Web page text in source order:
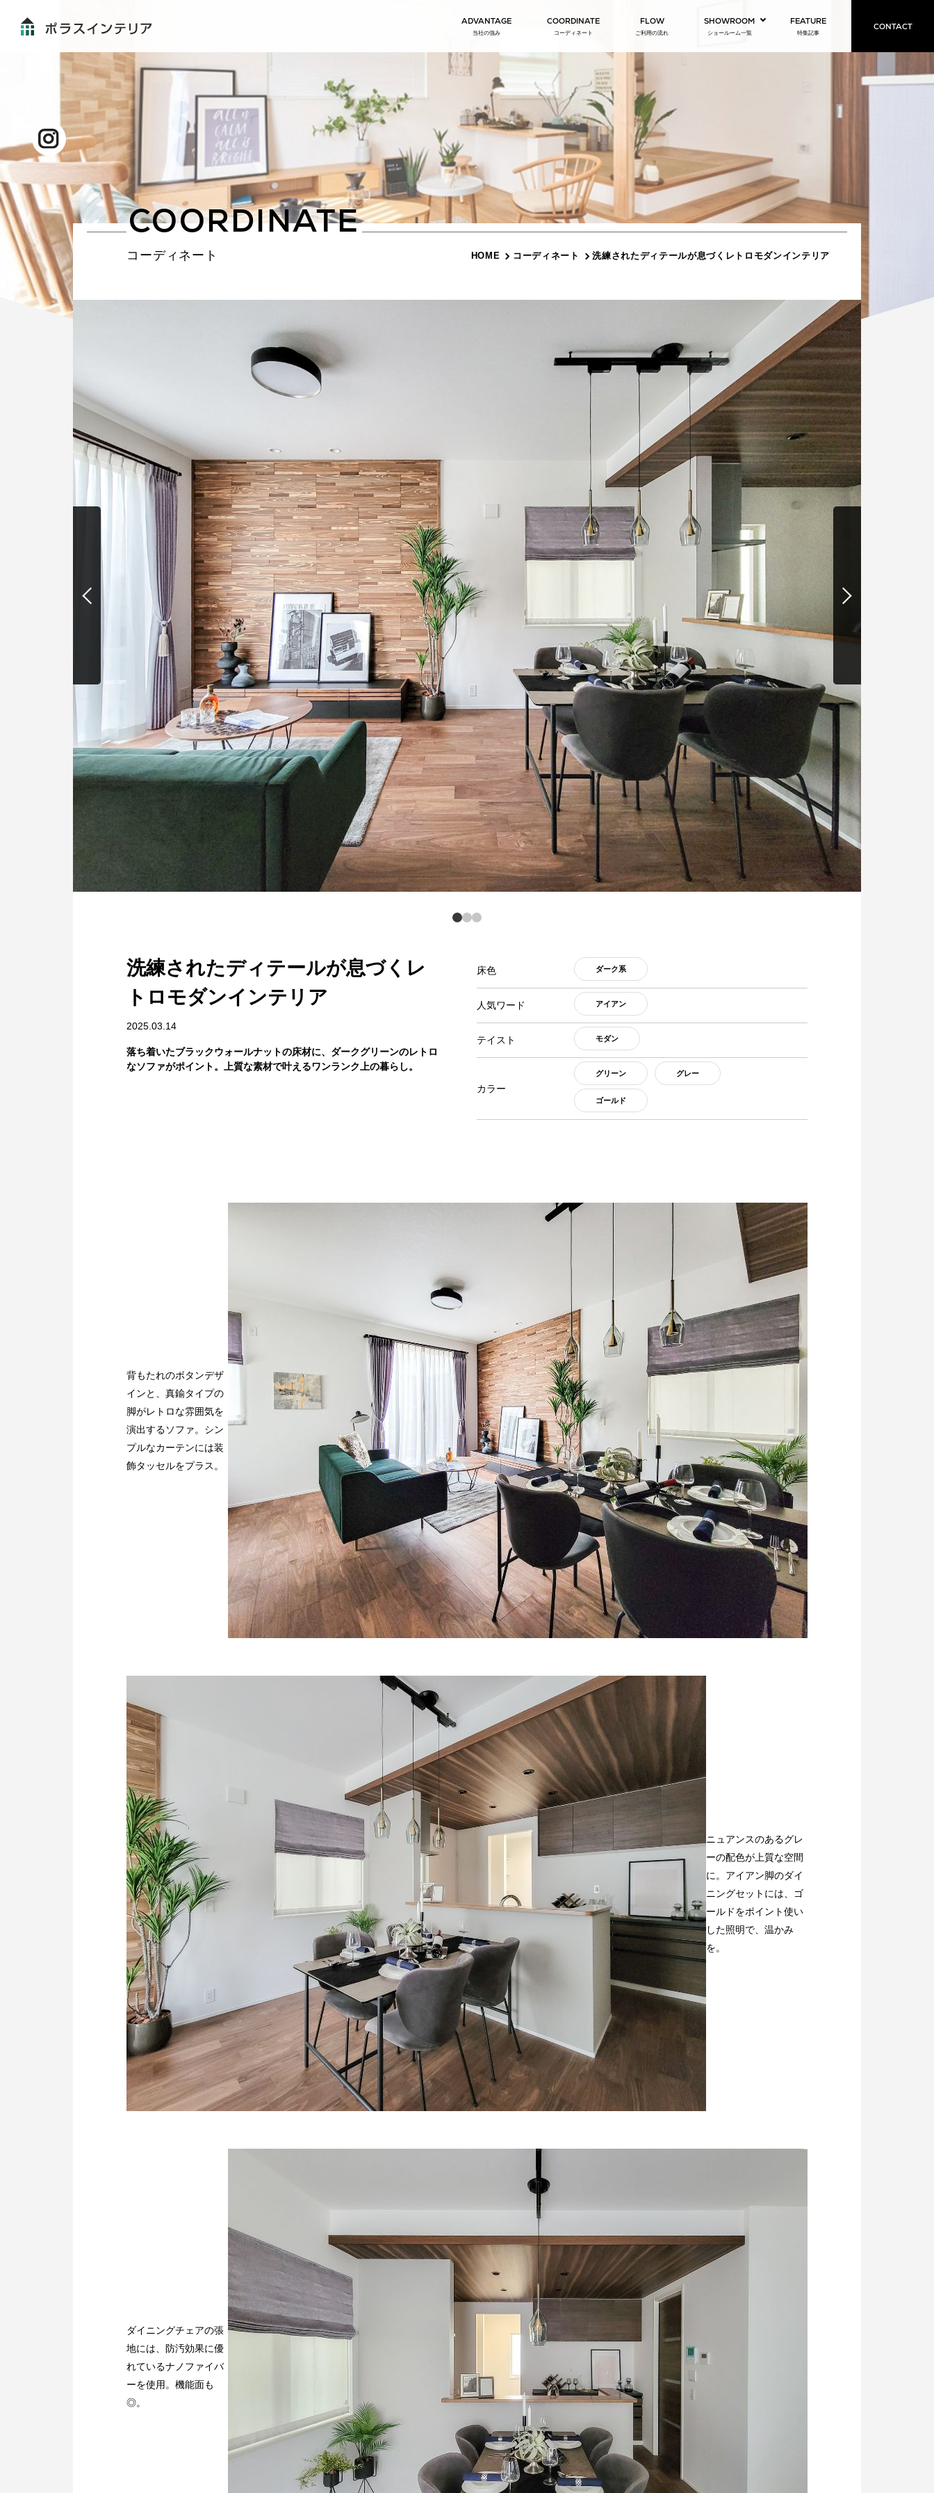
ADVANTAGE
当社の強み
COORDINATE
コーディネート
FLOW
ご利用の流れ
SHOWROOM
ショールーム一覧
FEATURE
特集記事
CONTACT
COORDINATE
コーディネート HOME コーディネート 洗練されたディテールが息づくレトロモダンインテリア
洗練されたディテールが息づくレ
トロモダンインテリア
2025.03.14
落ち着いたブラックウォールナットの床材に、ダークグリーンのレトロ
なソファがポイント。上質な素材で叶えるワンランク上の暮らし。
床色 ダーク系
人気ワード アイアン
テイスト モダン
カラー
グリーン グレー
ゴールド
背もたれのボタンデザ
インと、真鍮タイプの
脚がレトロな雰囲気を
演出するソファ。シン
プルなカーテンには装
飾タッセルをプラス。
ニュアンスのあるグレ
ーの配色が上質な空間
に。アイアン脚のダイ
ニングセットには、ゴ
ールドをポイント使い
した照明で、温かみ
を。
ダイニングチェアの張
地には、防汚効果に優
れているナノファイバ
ーを使用。機能面も
◎。